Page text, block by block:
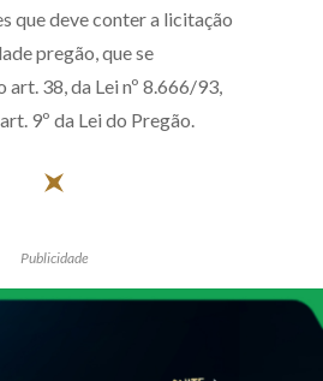
que deve conter a licitação
pregão, que se
38, da Lei nº 8.666/93,
9º da Lei do Pregão.
Publicidade